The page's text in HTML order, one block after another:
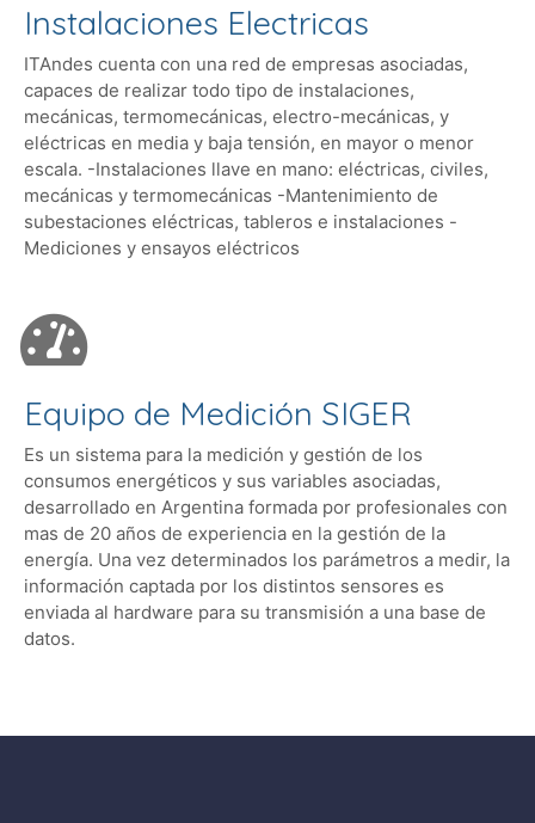
Instalaciones Electricas
ITAndes cuenta con una red de empresas asociadas,
capaces de realizar todo tipo de instalaciones,
mecánicas, termomecánicas, electro-mecánicas, y
eléctricas en media y baja tensión, en mayor o menor
escala. -Instalaciones llave en mano: eléctricas, civiles,
mecánicas y termomecánicas -Mantenimiento de
subestaciones eléctricas, tableros e instalaciones -
Mediciones y ensayos eléctricos
Equipo de Medición SIGER
Es un sistema para la medición y gestión de los
consumos energéticos y sus variables asociadas,
desarrollado en Argentina formada por profesionales con
mas de 20 años de experiencia en la gestión de la
energía. Una vez determinados los parámetros a medir, la
información captada por los distintos sensores es
enviada al hardware para su transmisión a una base de
datos.